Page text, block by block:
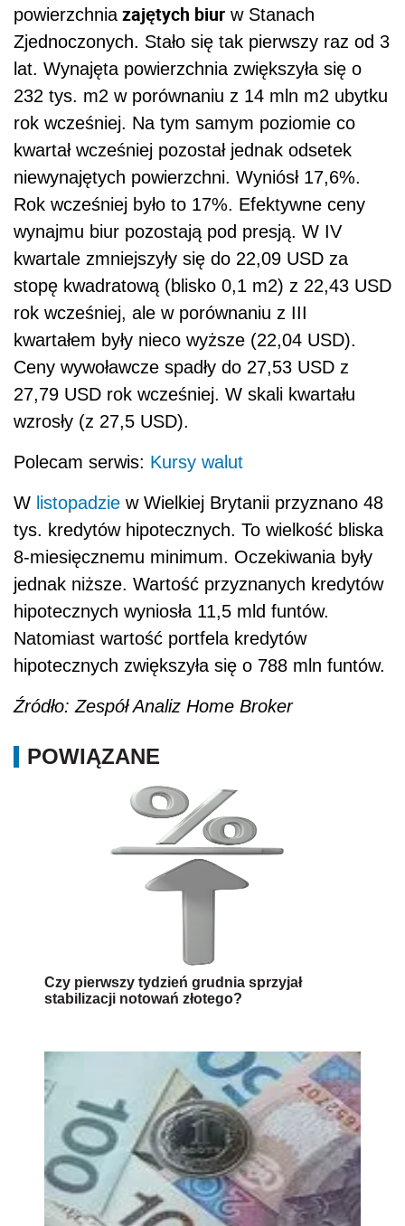
powierzchniazajętych biur w Stanach
Zjednoczonych. Stało się tak pierwszy raz od 3
lat. Wynajęta powierzchnia zwiększyła się o
232 tys. m2 w porównaniu z 14 mln m2 ubytku
rok wcześniej. Na tym samym poziomie co
kwartał wcześniej pozostał jednak odsetek
niewynajętych powierzchni. Wyniósł 17,6%.
Rok wcześniej było to 17%. Efektywne ceny
wynajmu biur pozostają pod presją. W IV
kwartale zmniejszyły się do 22,09 USD za
stopę kwadratową (blisko 0,1 m2) z 22,43 USD
rok wcześniej, ale w porównaniu z III
kwartałem były nieco wyższe (22,04 USD).
Ceny wywoławcze spadły do 27,53 USD z
27,79 USD rok wcześniej. W skali kwartału
wzrosły (z 27,5 USD).
Polecam serwis: Kursy walut
W listopadzie w Wielkiej Brytanii przyznano 48
tys. kredytów hipotecznych. To wielkość bliska
8-miesięcznemu minimum. Oczekiwania były
jednak niższe. Wartość przyznanych kredytów
hipotecznych wyniosła 11,5 mld funtów.
Natomiast wartość portfela kredytów
hipotecznych zwiększyła się o 788 mln funtów.
Źródło: Zespół Analiz Home Broker
POWIĄZANE
Czy pierwszy tydzień grudnia sprzyjał
stabilizacji notowań złotego?